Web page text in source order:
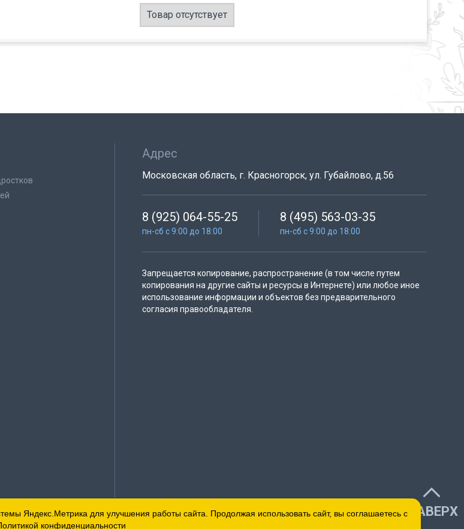
Товар отсутствует
Адрес
Московская область, г. Красногорск, ул. Губайлово, д.56
8 (925) 064-55-25
пн-сб с 9:00 до 18:00
8 (495) 563-03-35
пн-сб с 9:00 до 18:00
Запрещается копирование, распространение (в том числе путем
копирования на другие сайты и ресурсы в Интернете) или любое иное
использование информации и объектов без предварительного
согласия правообладателя.
НАВЕРХ
Яндекс.Метрика для улучшения работы сайта. Продолжая использовать сайт, вы соглашаетесь с
конфиденциальности